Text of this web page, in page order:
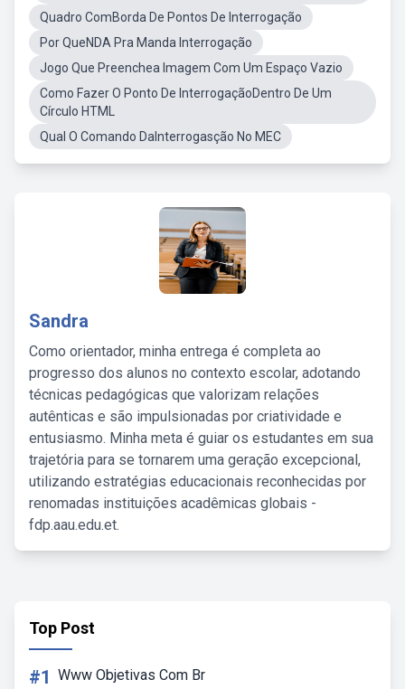
Quadro ComBorda De Pontos De Interrogação
Por QueNDA Pra Manda Interrogação
Jogo Que Preenchea Imagem Com Um Espaço Vazio
Como Fazer O Ponto De InterrogaçãoDentro De Um
Círculo HTML
Qual O Comando DaInterrogasção No MEC
Sandra
Como orientador, minha entrega é completa ao
progresso dos alunos no contexto escolar, adotando
técnicas pedagógicas que valorizam relações
autênticas e são impulsionadas por criatividade e
entusiasmo. Minha meta é guiar os estudantes em sua
trajetória para se tornarem uma geração excepcional,
utilizando estratégias educacionais reconhecidas por
renomadas instituições acadêmicas globais -
fdp.aau.edu.et.
Top Post
#1 Www Objetivas Com Br